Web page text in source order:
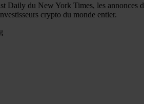
Daily du New York Times, les annonces
crypto du monde entier.